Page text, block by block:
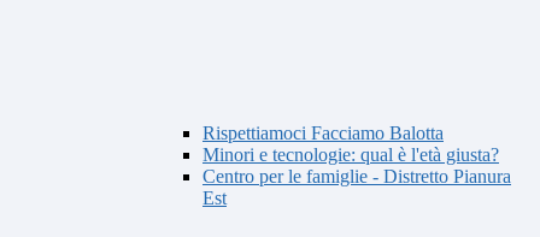
Rispettiamoci Facciamo Balotta
Minori e tecnologie: qual è l'età giusta?
Centro per le famiglie - Distretto Pianura
Est